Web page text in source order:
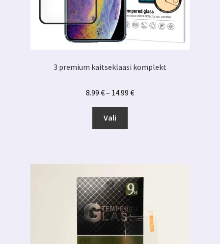
3 premium kaitseklaasi komplekt
8.99 €– 14.99 €Hinnavahemik:
Vali
saab
teha
tootelehel.